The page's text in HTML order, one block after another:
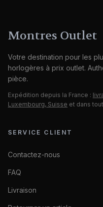
Montres Outlet
Votre destination pour les
horlogères à prix outlet.
pièce.
Expédition depuis la France :
Luxembourg, Suisse et dans
SERVICE CLIENT
Contactez-nous
FAQ
Livraison